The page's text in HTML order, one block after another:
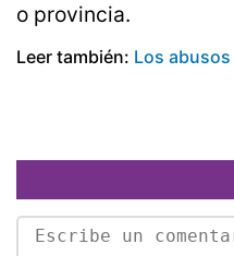
o provincia.
Leer también: Los